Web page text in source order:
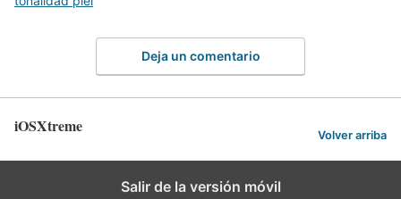
Deja un comentario
iOSXtreme Volver arriba
Salir de la versión móvil